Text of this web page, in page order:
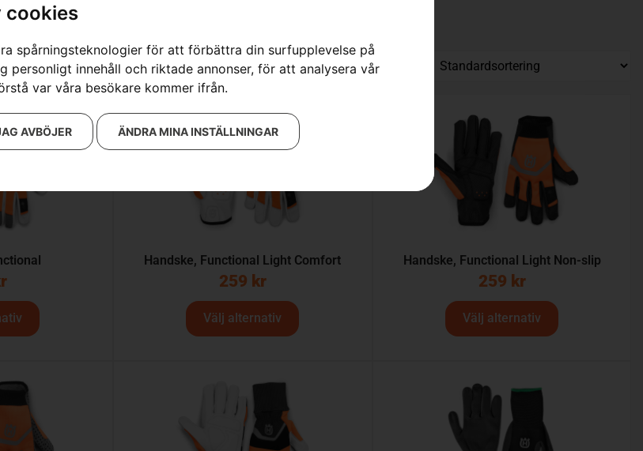
cookies
spårningsteknologier för att förbättra din surfupplevelse på
personligt innehåll och riktade annonser, för att analysera vår
var våra besökare kommer ifrån.
AVBÖJER ÄNDRA MINA INSTÄLLNINGAR
Handske, Functional Light Comfort
259 kr
Välj alternativ
Handske, Functional Light Non-slip
259 kr
Välj alternativ